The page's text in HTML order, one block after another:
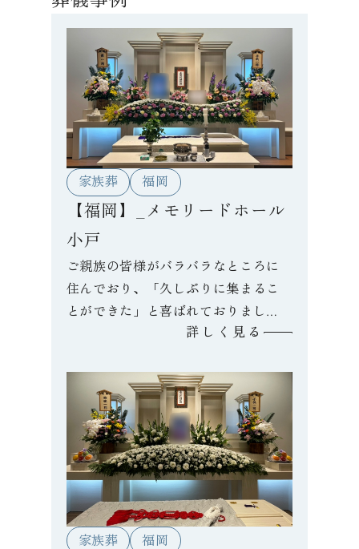
家族葬 福岡
【福岡】_メモリードホール
小戸
ご親族の皆様がバラバラなところに
住んでおり、「久しぶりに集まるこ
とができた」と喜ばれておりまし
た。また式場が貸し切りなこともあ
故人様が生前、「親族みんな仲良く
いること」と言われていたとのこと
で、それを今回の葬儀で実感できた
と喪主様が言っておられました。
詳しく見る
家族葬 福岡